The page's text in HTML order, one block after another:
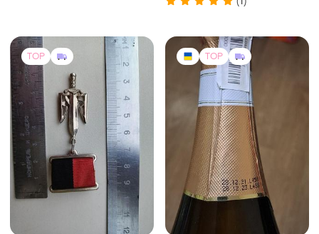
4444 грн 3
Отметка, народный герой
украины
5400 грн
Эксклюзив из бахмута